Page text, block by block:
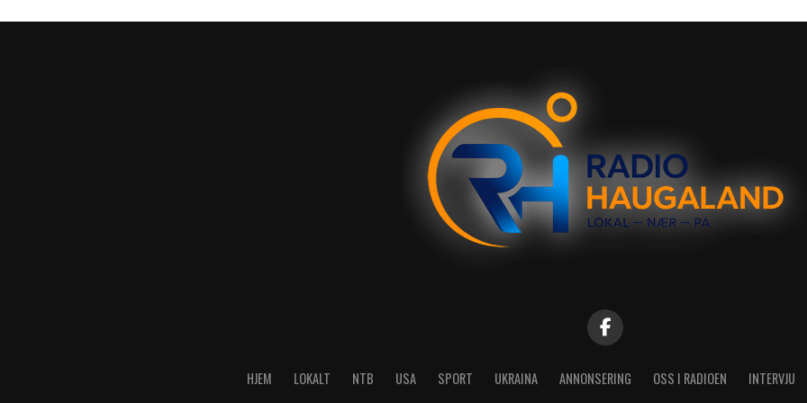
HJEM LOKALT NTB USA SPORT UKRAINA ANNONSERING OSS I RADIOEN INTERVJU